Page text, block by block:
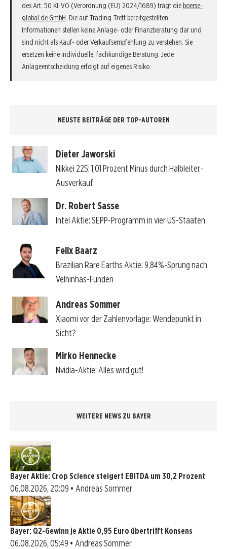
des Art. 50 KI-VO (Verordnung (EU) 2024/1689) trägt die boerse-
global.de GmbH. Die auf Trading-Treff bereitgestellten
Informationen stellen keine Anlage- oder Finanzberatung dar und
sind nicht als Kauf- oder Verkaufsempfehlung zu verstehen. Sie
ersetzen keine individuelle, fachkundige Beratung. Jede
Anlageentscheidung erfolgt auf eigenes Risiko.
NEUSTE BEITRÄGE DER TOP-AUTOREN
Dieter Jaworski
Nikkei 225: 1,01 Prozent Minus durch Halbleiter-
Ausverkauf
Dr. Robert Sasse
Intel Aktie: SEPP-Programm in vier US-Staaten
Felix Baarz
Brazilian Rare Earths Aktie: 9,84%-Sprung nach
Velhinhas-Funden
Andreas Sommer
Xiaomi vor der Zahlenvorlage: Wendepunkt in
Sicht?
Mirko Hennecke
Nvidia-Aktie: Alles wird gut!
WEITERE NEWS ZU BAYER
Bayer Aktie: Crop Science steigert EBITDA um 30,2 Prozent
06.08.2026, 20:09 • Andreas Sommer
Bayer: Q2-Gewinn je Aktie 0,95 Euro übertrifft Konsens
06.08.2026, 05:49 • Andreas Sommer